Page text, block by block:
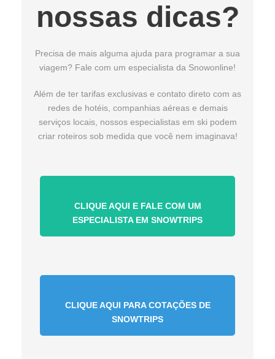
nossas dicas?
Precisa de mais alguma ajuda para programar a sua
viagem? Fale com um especialista da Snowonline!
Além de ter tarifas exclusivas e contato direto com as
redes de hotéis, companhias aéreas e demais
serviços locais, nossos especialistas em ski podem
criar roteiros sob medida que você nem imaginava!
CLIQUE AQUI E FALE COM UM
ESPECIALISTA EM SNOWTRIPS
CLIQUE AQUI PARA COTAÇÕES DE
SNOWTRIPS